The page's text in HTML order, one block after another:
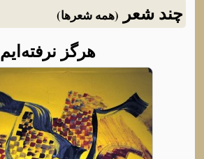
چند شعر (همه شعرها)
هرگز نرفته‌ایم